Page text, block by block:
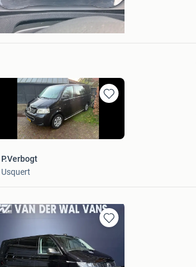
sietzema
Dalfsen
Bewaren
in
Mijn
Favorieten
P.Verbogt
Usquert
Bewaren
Mijn
Favorieten